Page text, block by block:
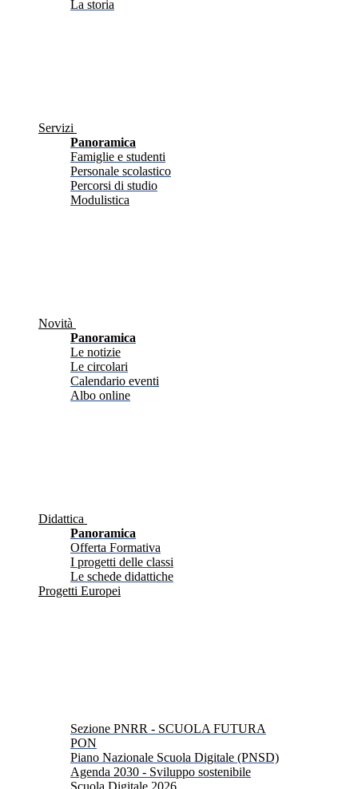
La storia
Servizi
Panoramica
Famiglie e studenti
Personale scolastico
Percorsi di studio
Modulistica
Novità
Panoramica
Le notizie
Le circolari
Calendario eventi
Albo online
Didattica
Panoramica
Offerta Formativa
I progetti delle classi
Le schede didattiche
Progetti Europei
Sezione PNRR - SCUOLA FUTURA
PON
Piano Nazionale Scuola Digitale (PNSD)
Agenda 2030 - Sviluppo sostenibile